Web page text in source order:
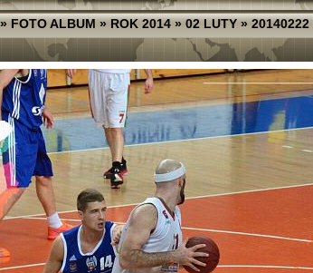
FOTO ALBUM»ROK 2014»02 LUTY»20140222